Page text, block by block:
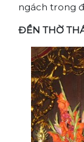
ngách trong
ĐỀN THỜ